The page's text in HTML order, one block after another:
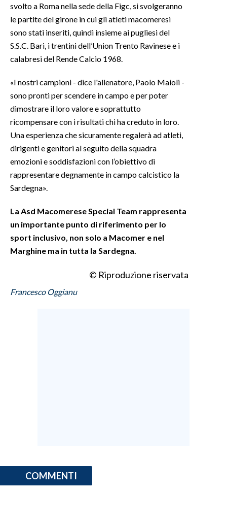
svolto a Roma nella sede della Figc, si svolgeranno
le partite del girone in cui gli atleti macomeresi
sono stati inseriti, quindi insieme ai pugliesi del
S.S.C. Bari, i trentini dell’Union Trento Ravinese e i
calabresi del Rende Calcio 1968.
«I nostri campioni - dice l'allenatore, Paolo Maioli -
sono pronti per scendere in campo e per poter
dimostrare il loro valore e soprattutto
ricompensare con i risultati chi ha creduto in loro.
Una esperienza che sicuramente regalerà ad atleti,
dirigenti e genitori al seguito della squadra
emozioni e soddisfazioni con l’obiettivo di
rappresentare degnamente in campo calcistico la
Sardegna».
La Asd Macomerese Special Team rappresenta
un importante punto di riferimento per lo
sport inclusivo, non solo a Macomer e nel
Marghine ma in tutta la Sardegna.
© Riproduzione riservata
Francesco Oggianu
COMMENTI